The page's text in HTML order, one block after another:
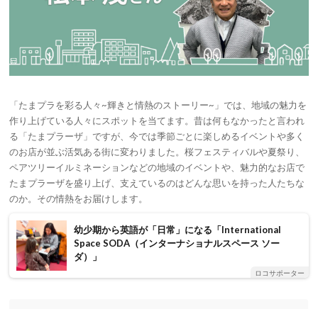
「たまプラを彩る人々~輝きと情熱のストーリー~」では、地域の魅力を
作り上げている人々にスポットを当てます。昔は何もなかったと言われ
る「たまプラーザ」ですが、今では季節ごとに楽しめるイベントや多く
のお店が並ぶ活気ある街に変わりました。桜フェスティバルや夏祭り、
ペアツリーイルミネーションなどの地域のイベントや、魅力的なお店で
たまプラーザを盛り上げ、支えているのはどんな思いを持った人たちな
のか。その情熱をお届けします。
幼少期から英語が「日常」になる「International
Space SODA（インターナショナルスペース ソー
ダ）」
ロコサポーター